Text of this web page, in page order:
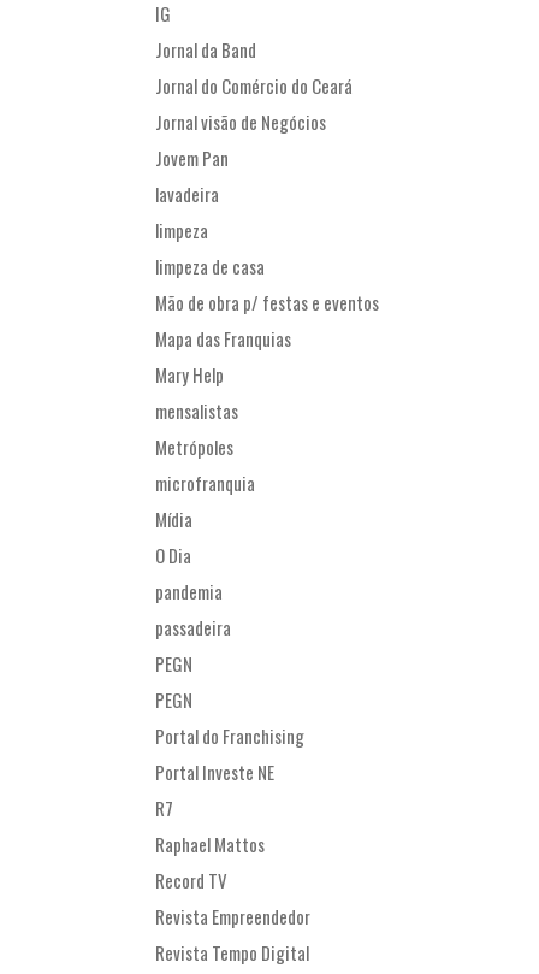
IG
Jornal da Band
Jornal do Comércio do Ceará
Jornal visão de Negócios
Jovem Pan
lavadeira
limpeza
limpeza de casa
Mão de obra p/ festas e eventos
Mapa das Franquias
Mary Help
mensalistas
Metrópoles
microfranquia
Mídia
O Dia
pandemia
passadeira
PEGN
PEGN
Portal do Franchising
Portal Investe NE
R7
Raphael Mattos
Record TV
Revista Empreendedor
Revista Tempo Digital